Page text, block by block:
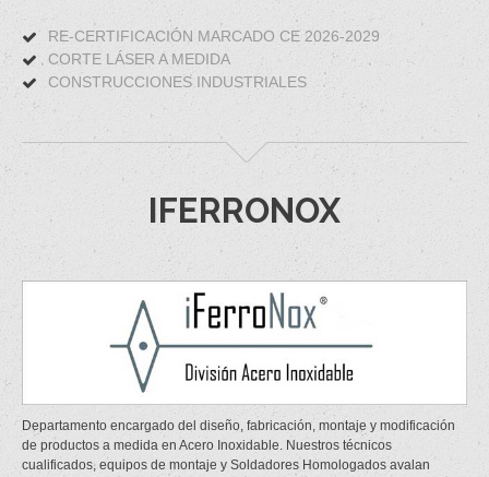
RE-CERTIFICACIÓN MARCADO CE 2026-2029
CORTE LÁSER A MEDIDA
CONSTRUCCIONES INDUSTRIALES
IFERRONOX
Departamento encargado del diseño, fabricación, montaje y modificación
de productos a medida en Acero Inoxidable. Nuestros técnicos
cualificados, equipos de montaje y Soldadores Homologados avalan